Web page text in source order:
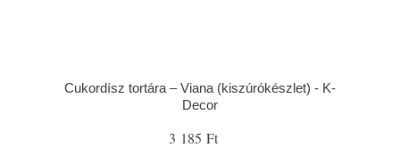
Cukordísz tortára – Viana (kiszúrókészlet) - K-
Decor
3 185 Ft